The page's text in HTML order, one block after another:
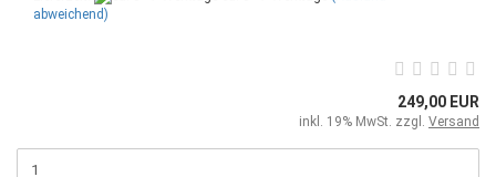
abweichend)
249,00 EUR
inkl. 19% MwSt. zzgl. Versand